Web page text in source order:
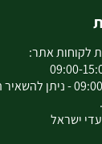
לקוחות אתר:
חול המועד 09:00-12:00 - ניתן
ישראל